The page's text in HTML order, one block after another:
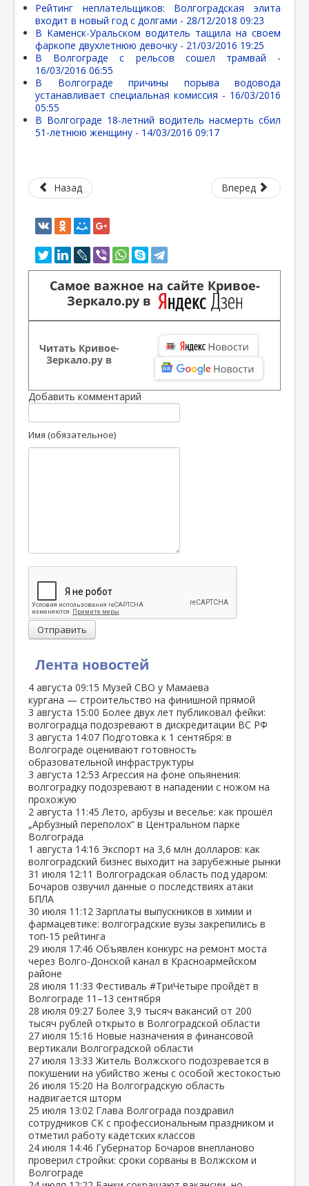
Лента новостей
4 августа 09:15 Музей СВО у Мамаева
кургана — строительство на финишной прямой
3 августа 15:00 Более двух лет публиковал фейки:
волгоградца подозревают в дискредитации ВС РФ
3 августа 14:07 Подготовка к 1 сентября: в
Волгограде оценивают готовность
образовательной инфраструктуры
3 августа 12:53 Агрессия на фоне опьянения:
волгоградку подозревают в нападении с ножом на
прохожую
2 августа 11:45 Лето, арбузы и веселье: как прошёл
„Арбузный переполох“ в Центральном парке
Волгограда
1 августа 14:16 Экспорт на 3,6 млн долларов: как
волгоградский бизнес выходит на зарубежные рынки
31 июля 12:11 Волгоградская область под ударом:
Бочаров озвучил данные о последствиях атаки
БПЛА
30 июля 11:12 Зарплаты выпускников в химии и
фармацевтике: волгоградские вузы закрепились в
топ‑15 рейтинга
29 июля 17:46 Объявлен конкурс на ремонт моста
через Волго‑Донской канал в Красноармейском
районе
28 июля 11:33 Фестиваль #ТриЧетыре пройдёт в
Волгограде 11–13 сентября
28 июля 09:27 Более 3,9 тысяч вакансий от 200
тысяч рублей открыто в Волгоградской области
27 июля 15:16 Новые назначения в финансовой
вертикали Волгоградской области
27 июля 13:33 Житель Волжского подозревается в
покушении на убийство жены с особой жестокостью
26 июля 15:20 На Волгоградскую область
надвигается шторм
25 июля 13:02 Глава Волгограда поздравил
сотрудников СК с профессиональным праздником и
отметил работу кадетских классов
24 июля 14:46 Губернатор Бочаров внепланово
проверил стройки: сроки сорваны в Волжском и
Волгограде
Рейтинг неплательщиков: Волгоградская элита
входит в новый год с долгами - 28/12/2018 09:23
В Каменск-Уральском водитель тащила на своем
фаркопе двухлетнюю девочку - 21/03/2016 19:25
В Волгограде с рельсов сошел трамвай -
16/03/2016 06:55
В Волгограде причины порыва водовода
устанавливает специальная комиссия - 16/03/2016
05:55
В Волгограде 18-летний водитель насмерть сбил
51-летнюю женщину - 14/03/2016 09:17
Назад Вперед
Самое важное на сайте Кривое-
Зеркало.ру в
Читать Кривое-
Зеркало.ру в
Добавить комментарий
Имя (обязательное)
Отправить